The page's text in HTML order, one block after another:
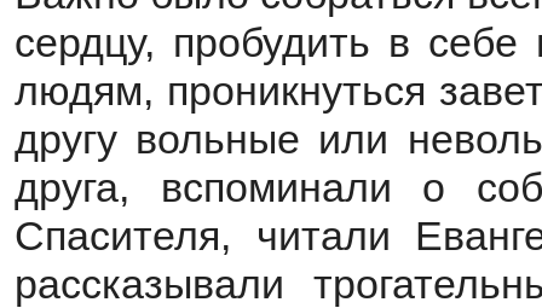
сердцу, пробудить в
людям, проникнуться
другу вольные или
друга, вспоминали о
Спасителя, читали
рассказывали